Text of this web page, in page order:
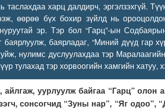
харц далдирч, эргэлзэхгүй.
өөрөө бүх бохир зүйлд нь
эр. Тэр бол “Гарц”-ын
баярлуулж, баярладаг, “Миний дүүд
нулимс дуслуулахдаа тэр
тулахад тэр хорвоогийн хамгийн хатуу,
уурлуулж байгаа “Гарц” олон
сонсогчид “Зуны нар”, “Яг одоо”,